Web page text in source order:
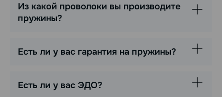
Из какой проволоки вы производите
пружины?
Есть ли у вас гарантия на пружины?
Есть ли у вас ЭДО?